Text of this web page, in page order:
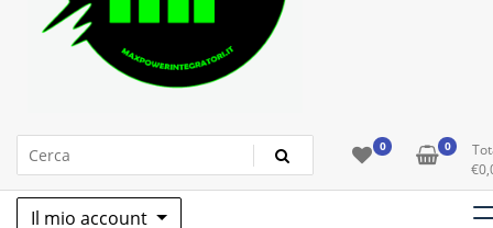
Max Power Integratori 0 0
€
Il mio account